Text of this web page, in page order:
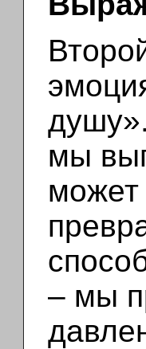
мы
может
– мы